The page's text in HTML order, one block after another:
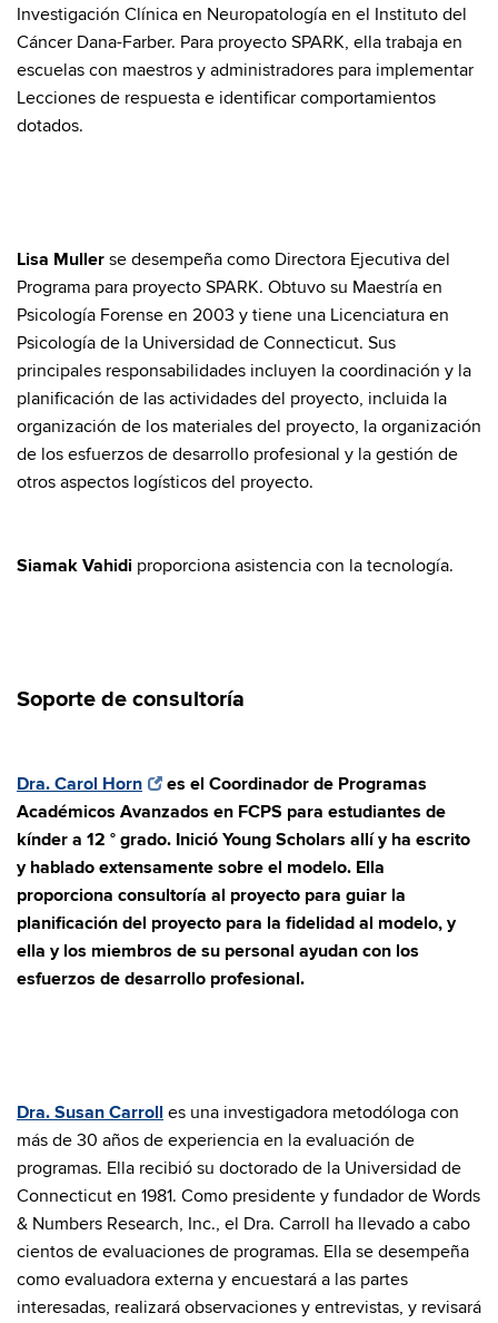
Investigación Clínica en Neuropatología en el Instituto del
Cáncer Dana-Farber. Para proyecto SPARK, ella trabaja en
escuelas con maestros y administradores para implementar
Lecciones de respuesta e identificar comportamientos
dotados.
Lisa Muller se desempeña como Directora Ejecutiva del
Programa para proyecto SPARK. Obtuvo su Maestría en
Psicología Forense en 2003 y tiene una Licenciatura en
Psicología de la Universidad de Connecticut. Sus
principales responsabilidades incluyen la coordinación y la
planificación de las actividades del proyecto, incluida la
organización de los materiales del proyecto, la organización
de los esfuerzos de desarrollo profesional y la gestión de
otros aspectos logísticos del proyecto.
Siamak Vahidi proporciona asistencia con la tecnología.
Soporte de consultoría
Dra. Carol Horn
es el Coordinador de Programas
Académicos Avanzados en FCPS para estudiantes de
kínder a 12 ° grado. Inició Young Scholars allí y ha escrito
y hablado extensamente sobre el modelo. Ella
proporciona consultoría al proyecto para guiar la
planificación del proyecto para la fidelidad al modelo, y
ella y los miembros de su personal ayudan con los
esfuerzos de desarrollo profesional.
Dra. Susan Carroll es una investigadora metodóloga con
más de 30 años de experiencia en la evaluación de
programas. Ella recibió su doctorado de la Universidad de
Connecticut en 1981. Como presidente y fundador de Words
& Numbers Research, Inc., el Dra. Carroll ha llevado a cabo
cientos de evaluaciones de programas. Ella se desempeña
como evaluadora externa y encuestará a las partes
interesadas, realizará observaciones y entrevistas, y revisará